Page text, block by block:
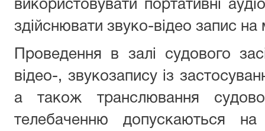
використовувати портативні
здійснювати звуко-відео запис
Проведення в залі судового
відео-, звукозапису із
а також транслювання
телебаченню допускаються